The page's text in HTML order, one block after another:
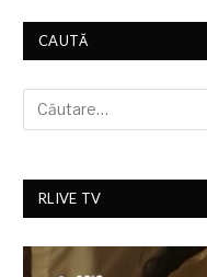
CAUTĂ
RLIVE TV